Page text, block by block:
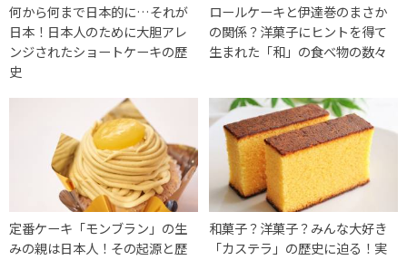
何から何まで日本的に…それが
日本！日本人のために大胆アレ
ンジされたショートケーキの歴
史
ロールケーキと伊達巻のまさか
の関係？洋菓子にヒントを得て
生まれた「和」の食べ物の数々
定番ケーキ「モンブラン」の生
みの親は日本人！その起源と歴
和菓子？洋菓子？みんな大好き
「カステラ」の歴史に迫る！実